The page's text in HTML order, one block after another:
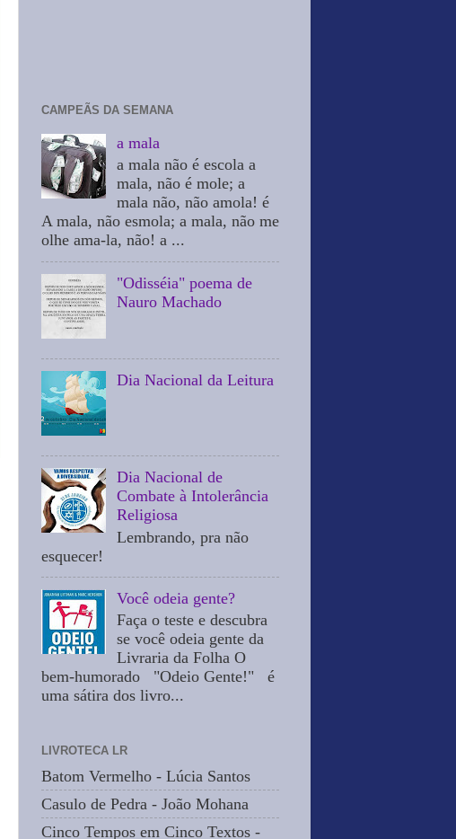
CAMPEÃS DA SEMANA
a mala
a mala não é escola a
mala, não é mole; a
mala não, não amola! é
A mala, não esmola; a mala, não me
olhe ama-la, não! a ...
"Odisséia" poema de
Nauro Machado
Dia Nacional da Leitura
Dia Nacional de
Combate à Intolerância
Religiosa
Lembrando, pra não
esquecer!
Você odeia gente?
Faça o teste e descubra
se você odeia gente da
Livraria da Folha O
bem-humorado "Odeio Gente!" é
uma sátira dos livro...
LIVROTECA LR
Batom Vermelho - Lúcia Santos
Casulo de Pedra - João Mohana
Cinco Tempos em Cinco Textos -